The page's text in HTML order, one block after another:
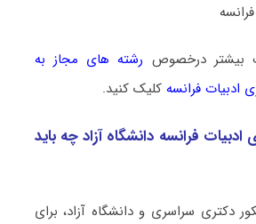
بیشتر درخصوص رشته های مجاز به
ادبیات فراﻧﺴﻪکلیک کنید.
فراﻧﺴﻪ دانشگاه آزاد چه باید
دکتری سراسری و دانشگاه آزاد، برای